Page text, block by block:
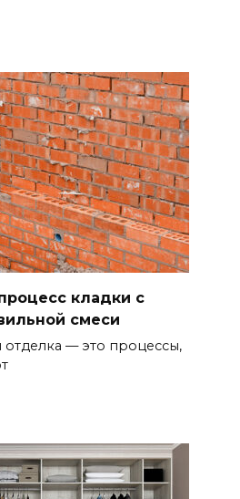
кладки с
смеси
отделка — это процессы,